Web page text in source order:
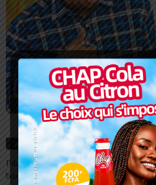
Articles récents
Pilule du lendemain : un recours
banaliser